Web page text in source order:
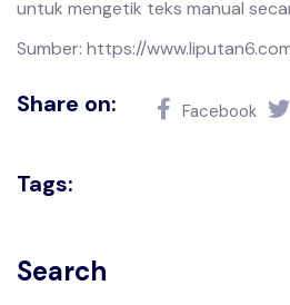
untuk mengetik teks manual
Sumber: https://
Share on: Facebook
Tags:
Search